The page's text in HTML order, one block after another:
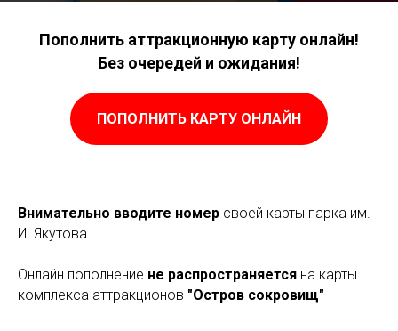
Пополнить аттракционную карту онлайн!
Без очередей и ожидания!
ПОПОЛНИТЬ КАРТУ ОНЛАЙН
Внимательно вводите номер своей карты парка им.
И. Якутова
Онлайн пополнение не распространяется на карты
комплекса аттракционов "Остров сокровищ"